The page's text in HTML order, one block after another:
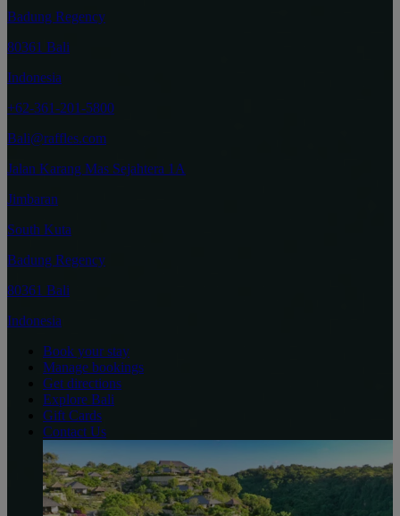
Badung Regency
80361 Bali
Indonesia
+62-361-201-5800
Bali@raffles.com
Jalan Karang Mas Sejahtera 1A
Jimbaran
South Kuta
Badung Regency
80361 Bali
Indonesia
Book your stay
Manage bookings
Get directions
Explore Bali
Gift Cards
Contact Us